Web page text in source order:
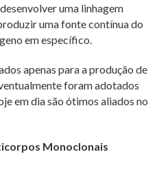
uma linhagem
uma fonte contínua do
em específico.
apenas para a produção de
foram adotados
em dia são ótimos aliados no
Monoclonais